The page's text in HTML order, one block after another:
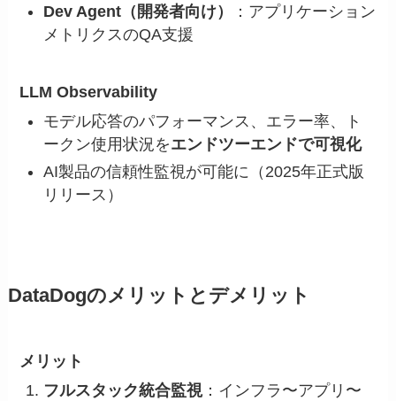
Dev Agent（開発者向け）
：アプリケーション
メトリクスのQA支援
LLM Observability
モデル応答のパフォーマンス、エラー率、ト
ークン使用状況をエンドツーエンドで可視化
AI製品の信頼性監視が可能に（2025年正式版
リリース）
DataDogのメリットとデメリット
メリット
フルスタック統合監視：インフラ〜アプリ〜